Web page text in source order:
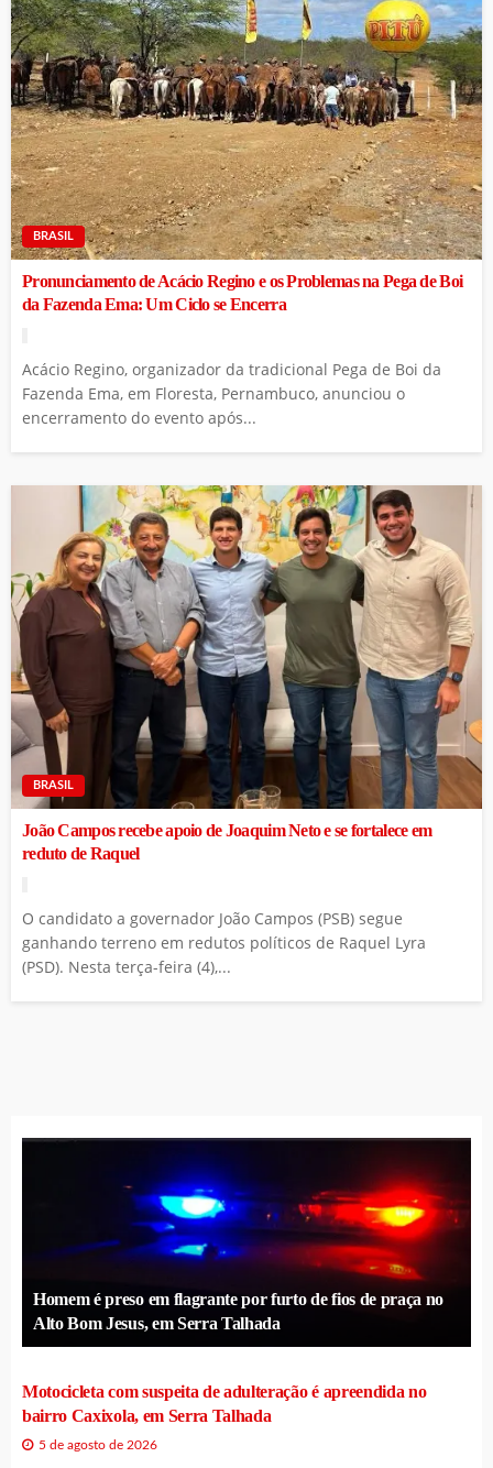
BRASIL
Pronunciamento de Acácio Regino e os Problemas na Pega de Boi
da Fazenda Ema: Um Ciclo se Encerra
Acácio Regino, organizador da tradicional Pega de Boi da
Fazenda Ema, em Floresta, Pernambuco, anunciou o
encerramento do evento após...
BRASIL
João Campos recebe apoio de Joaquim Neto e se fortalece em
reduto de Raquel
O candidato a governador João Campos (PSB) segue
ganhando terreno em redutos políticos de Raquel Lyra
(PSD). Nesta terça-feira (4),...
Homem é preso em flagrante por furto de fios de praça no
Alto Bom Jesus, em Serra Talhada
Motocicleta com suspeita de adulteração é apreendida no
bairro Caxixola, em Serra Talhada
5 de agosto de 2026